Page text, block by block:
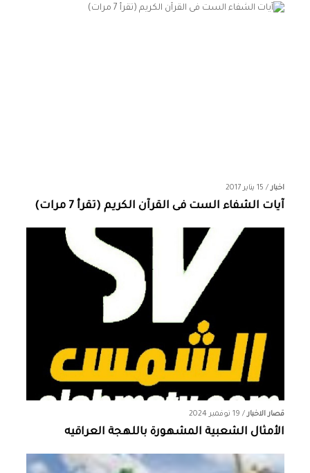
اخبار/ 15 يناير 2017
آيات الشفاء الست فى القرآن الكريم (تقرأ 7 مرات)
قصار الاخبار/ 19 نوفمبر 2024
الأمثال الشعبية المشهورة باللهجة العراقيه